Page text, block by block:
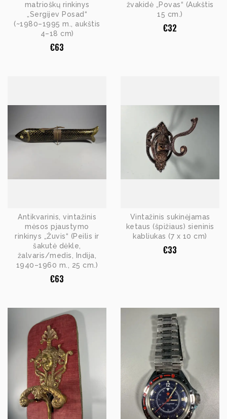
matrioškų rinkinys
„Sergijev Posad“
(~1980–1995 m., aukštis
4–18 cm)
€63
žvakidė „Povas“ (Aukštis
15 cm.)
€32
Antikvarinis, vintažinis
mėsos pjaustymo
rinkinys „Žuvis“ (Peilis ir
šakutė dėkle,
žalvaris/medis, Indija,
1940–1960 m., 25 cm.)
€63
Vintažinis sukinėjamas
ketaus (špižiaus) sieninis
kabliukas (7 x 10 cm)
€33